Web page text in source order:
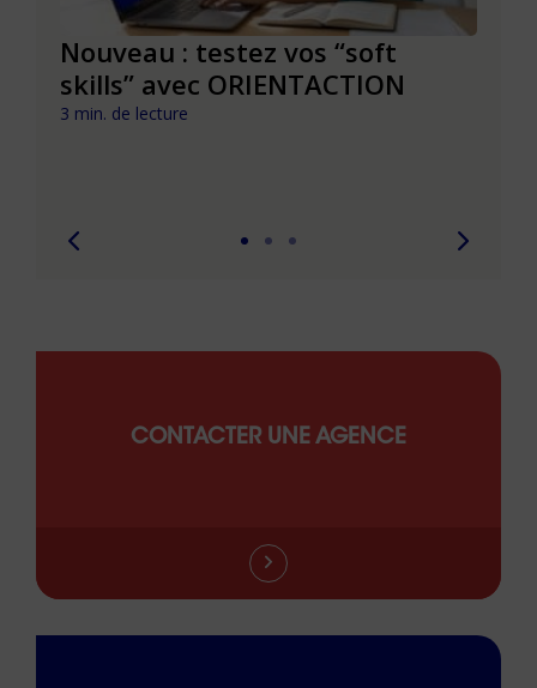
Nouveau : testez vos “soft
skills” avec ORIENTACTION
3 min. de lecture
CONTACTER UNE AGENCE